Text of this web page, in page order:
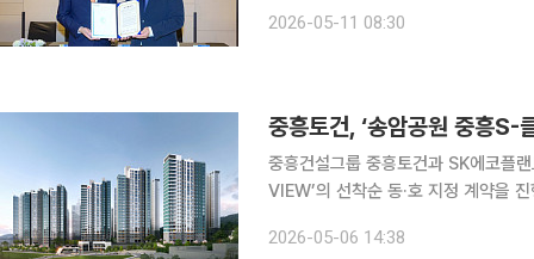
합자 설립한 선월하이파크 밸리는 코
2026-05-11 08:30
중흥토건, ‘송암공원 중흥
중흥건설그룹 중흥토건과 SK에코플
VIEW’의 선착순 동·호 지정 계약을 진행 중이라고 6일
총 1575가구 규모다. 주택형별로는
2026-05-06 14:38